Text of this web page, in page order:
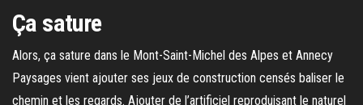
Ça sature
Alors, ça sature dans le Mont-Saint-Michel des Alpes et Annecy
Paysages vient ajouter ses jeux de construction censés baliser le
chemin et les regards. Ajouter de l’artificiel reproduisant le naturel